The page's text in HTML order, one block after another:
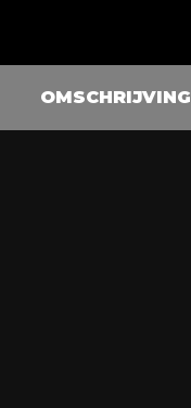
OMSCHRIJVING